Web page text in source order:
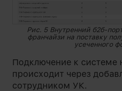
Рис. 5 Внутренний б2б-
франчайзи на поставку
усеченного
Подключение к системе
происходит через
сотрудником УК.